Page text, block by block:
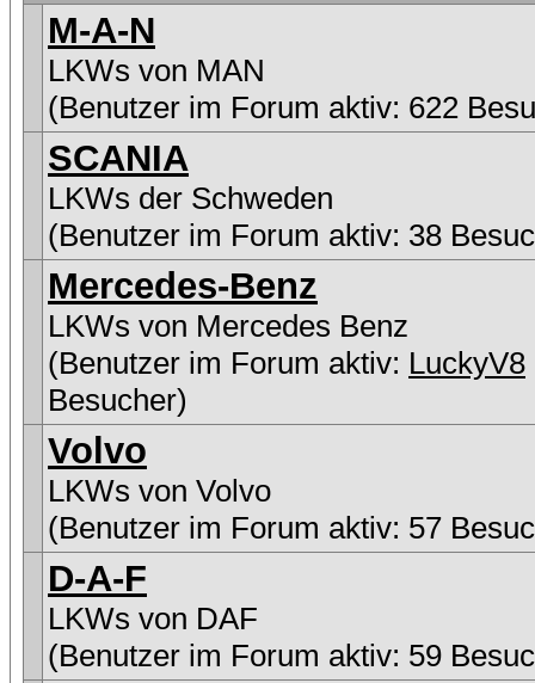
M-A-N
LKWs von MAN
(Benutzer im Forum aktiv: 622
SCANIA
LKWs der Schweden
(Benutzer im Forum aktiv: 38
Mercedes-Benz
LKWs von Mercedes Benz
(Benutzer im Forum aktiv: LuckyV8
Besucher)
Volvo
LKWs von Volvo
(Benutzer im Forum aktiv: 57
D-A-F
LKWs von DAF
(Benutzer im Forum aktiv: 59